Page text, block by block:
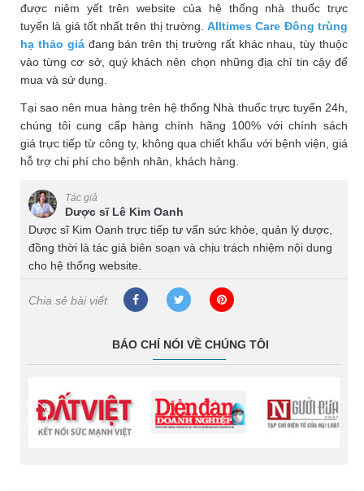
được niêm yết trên website của hệ thống nhà thuốc trực
tuyến là giá tốt nhất trên thị trường. Alltimes Care Đông trùng
hạ thảo giáđang bán trên thị trường rất khác nhau, tùy thuộc
vào từng cơ sở, quý khách nên chọn những địa chỉ tin cậy để
mua và sử dụng.
Tại sao nên mua hàng trên hệ thống Nhà thuốc trực tuyến 24h,
chúng tôi cung cấp hàng chính hãng 100% với chính sách
giá trực tiếp từ công ty, không qua chiết khấu với bệnh viện, giá
hỗ trợ chi phí cho bệnh nhân, khách hàng.
Tác giả
Dược sĩ Lê Kim Oanh
Dược sĩ Kim Oanh trực tiếp tư vấn sức khỏe, quản lý dược,
đồng thời là tác giả biên soạn và chịu trách nhiệm nội dung
cho hệ thống website.
Chia sẻ bài viết
BÁO CHÍ NÓI VỀ CHÚNG TÔI
prev next